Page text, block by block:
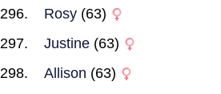
Rosy (63)
Justine (63)
Allison (63)